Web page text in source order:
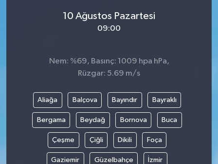
10 Ağustos Pazartesi
09:00
Nem: %69, Basınç: 1009 hpa hPa,
Rüzgar: 5.69 m/s
Aliağa Balçova Bayındır Bayraklı
Bergama Beydağ Bornova Buca
Çeşme Çiğli Dikili Foça
Gaziemir Güzelbahçe İzmir